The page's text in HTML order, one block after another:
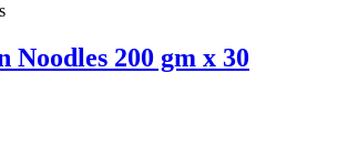
Noodles 200 gm x 30